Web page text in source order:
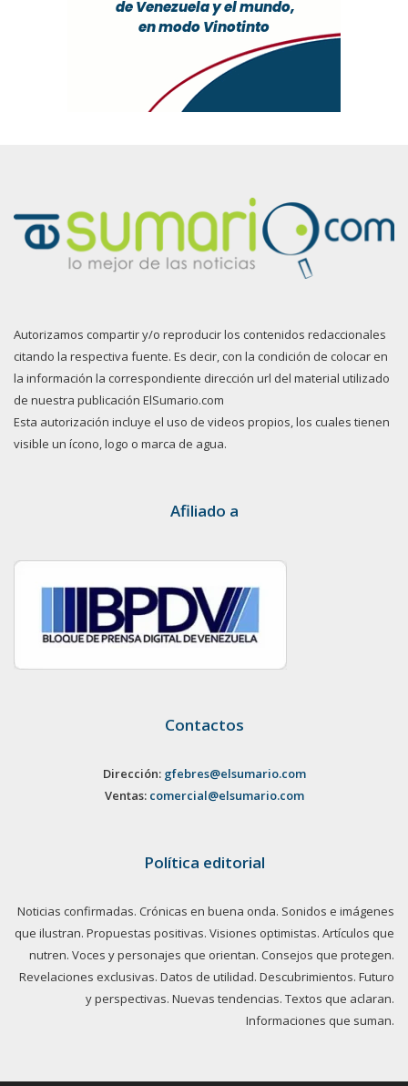
Autorizamos compartir y/o reproducir los contenidos redaccionales
citando la respectiva fuente. Es decir, con la condición de colocar en
la información la correspondiente dirección url del material utilizado
de nuestra publicación ElSumario.com
Esta autorización incluye el uso de videos propios, los cuales tienen
visible un ícono, logo o marca de agua.
Afiliado a
Contactos
Dirección: gfebres@elsumario.com
Ventas: comercial@elsumario.com
Política editorial
Noticias confirmadas. Crónicas en buena onda. Sonidos e imágenes
que ilustran. Propuestas positivas. Visiones optimistas. Artículos que
nutren. Voces y personajes que orientan. Consejos que protegen.
Revelaciones exclusivas. Datos de utilidad. Descubrimientos. Futuro
y perspectivas. Nuevas tendencias. Textos que aclaran.
Informaciones que suman.